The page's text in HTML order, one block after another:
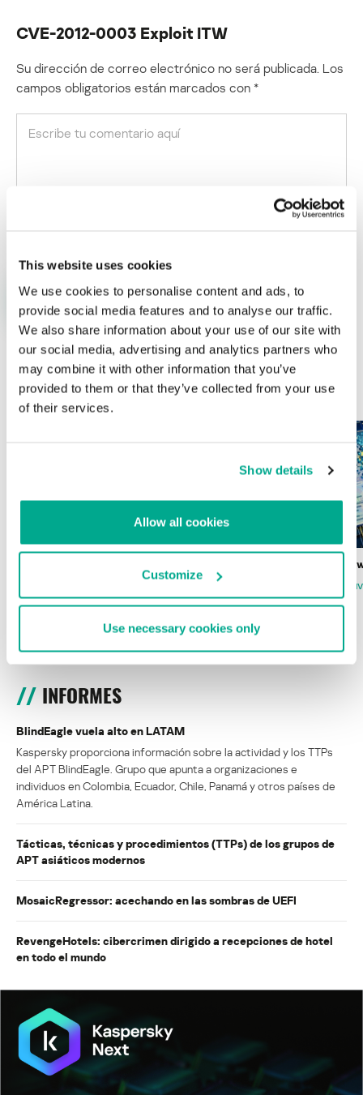
This website uses cookies
We use cookies to personalise content and ads, to
provide social media features and to analyse our traffic.
We also share information about your use of our site with
our social media, advertising and analytics partners who
may combine it with other information that you’ve
provided to them or that they’ve collected from your use
of their services.
Show details
Allow all cookies
Customize
Use necessary cookies only
CVE-2012-0003 Exploit ITW
Su dirección de correo electrónico no será publicada. Los
campos obligatorios están marcados con *
*
ÚLTIMAS PUBLICACIONES
la Copa Mundial de Fútbol 2026
Estado del
MARC
INFORMES
BlindEagle vuela alto en LATAM
Kaspersky proporciona información sobre la actividad y los TTPs
del APT BlindEagle. Grupo que apunta a organizaciones e
individuos en Colombia, Ecuador, Chile, Panamá y otros países de
América Latina.
Tácticas, técnicas y procedimientos (TTPs) de los grupos de
APT asiáticos modernos
MosaicRegressor: acechando en las sombras de UEFI
RevengeHotels: cibercrimen dirigido a recepciones de hotel
en todo el mundo